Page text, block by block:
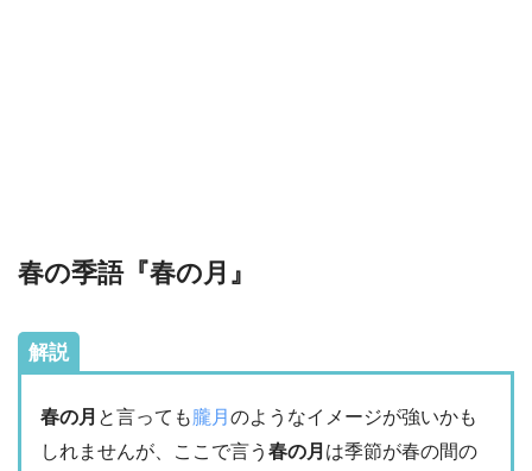
春の季語『春の月』
解説
春の月 と言っても朧月 のようなイメージが強いかも
しれませんが、ここで言う 春の月 は季節が春の間の